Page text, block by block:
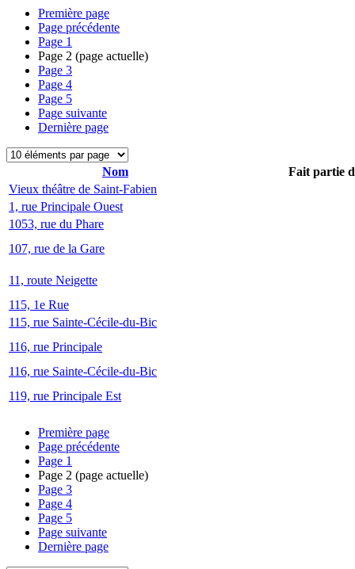
Première page
Page précédente
Page 1
Page 2 (page actuelle)
Page 3
Page 4
Page 5
Page suivante
Dernière page
Nom
Fait partie
Vieux théâtre de Saint-Fabien
1, rue Principale Ouest
1053, rue du Phare
107, rue de la Gare
11, route Neigette
115, 1e Rue
115, rue Sainte-Cécile-du-Bic
116, rue Principale
116, rue Sainte-Cécile-du-Bic
119, rue Principale Est
Première page
Page précédente
Page 1
Page 2 (page actuelle)
Page 3
Page 4
Page 5
Page suivante
Dernière page